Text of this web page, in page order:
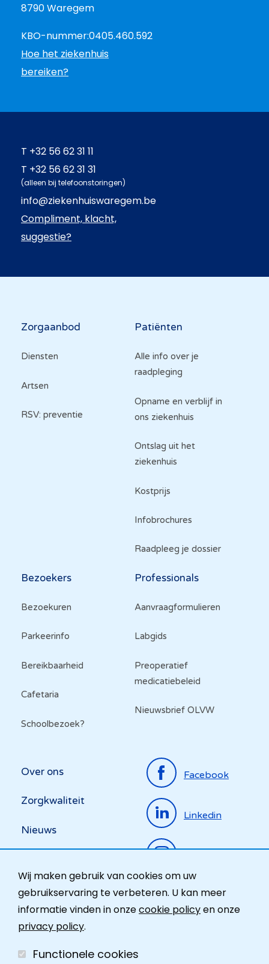
Wij maken gebruik van cookies om uw
gebruikservaring te verbeteren. U kan meer
informatie vinden in onzecookie policyen onze
privacy policy.
Functionele cookies
8790 Waregem
KBO-nummer:0405.460.592
Hoe het ziekenhuis
bereiken?
T +32 56 62 31 11
T +32 56 62 31 31
(alleen bij telefoonstoringen)
info@ziekenhuiswaregem.be
Compliment, klacht,
suggestie?
Hoofdnavigatie
Zorgaanbod
Diensten
Artsen
RSV: preventie
Patiënten
Alle info over je
raadpleging
Opname en verblijf in
ons ziekenhuis
Ontslag uit het
ziekenhuis
Kostprijs
Infobrochures
Raadpleeg je dossier
Bezoekers
Bezoekuren
Parkeerinfo
Bereikbaarheid
Cafetaria
Schoolbezoek?
Professionals
Aanvraagformulieren
Labgids
Preoperatief
medicatiebeleid
Nieuwsbrief OLVW
Top
menu
Over ons
Zorgkwaliteit
Nieuws
Ombudsdienst
Contact
Facebook
Linkedin
Instagram